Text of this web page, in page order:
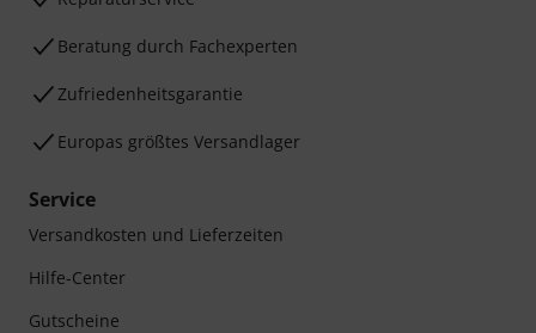
Beratung durch Fachexperten
Zufriedenheitsgarantie
Europas größtes Versandlager
Service
Versandkosten und Lieferzeiten
Hilfe-Center
Gutscheine